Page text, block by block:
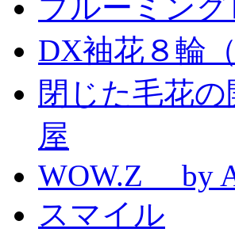
ブルーミン
DX袖花８輪
閉じた毛花
屋
WOW.Z by
スマイル